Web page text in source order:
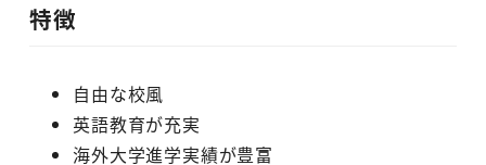
特徴
自由な校風
英語教育が充実
海外大学進学実績が豊富